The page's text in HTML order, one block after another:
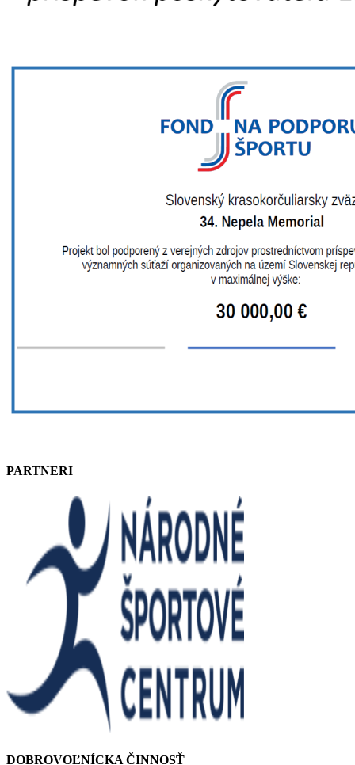
PARTNERI
DOBROVOĽNÍCKA ČINNOSŤ